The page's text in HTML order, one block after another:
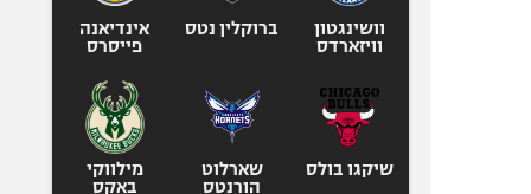
אגרוף
ספורט אולימפי
וושינגטון
וויזארדס
ברוקלין נטס
אינדיאנה
פייסרס
שיקגו בולס
שארלוט
הורנטס
מילווקי
באקס